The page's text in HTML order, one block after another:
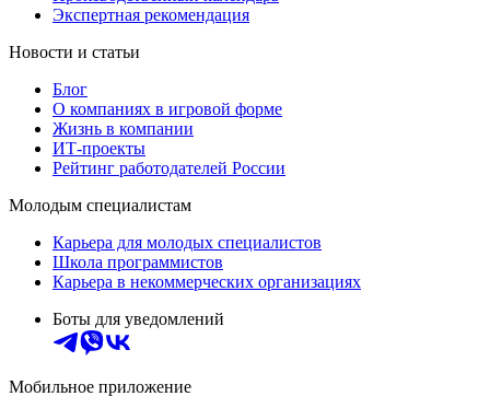
Экспертная рекомендация
Новости и статьи
Блог
О компаниях в игровой форме
Жизнь в компании
ИТ-проекты
Рейтинг работодателей России
Молодым специалистам
Карьера для молодых специалистов
Школа программистов
Карьера в некоммерческих организациях
Боты для уведомлений
Мобильное приложение